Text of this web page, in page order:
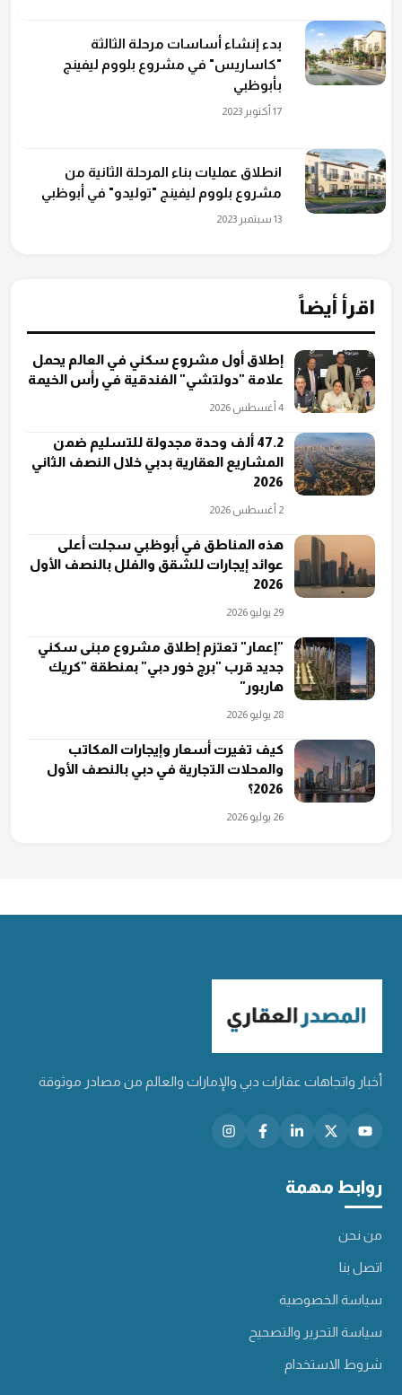
بدء إنشاء أساسات مرحلة الثالثة
"كاساريس" في مشروع بلووم ليفينج
بأبوظبي
17 أكتوبر 2023
انطلاق عمليات بناء المرحلة الثانية من
مشروع بلووم ليفينج "توليدو" في أبوظبي
13 سبتمبر 2023
اقرأ أيضاً
إطلاق أول مشروع سكني في العالم يحمل
علامة "دولتشي" الفندقية في رأس الخيمة
4 أغسطس 2026
47.2 ألف وحدة مجدولة للتسليم ضمن
المشاريع العقارية بدبي خلال النصف الثاني
2026
2 أغسطس 2026
هذه المناطق في أبوظبي سجلت أعلى
عوائد إيجارات للشقق والفلل بالنصف الأول
2026
29 يوليو 2026
"إعمار" تعتزم إطلاق مشروع مبنى سكني
جديد قرب "برج خور دبي" بمنطقة "كريك
هاربور"
28 يوليو 2026
كيف تغيرت أسعار وإيجارات المكاتب
والمحلات التجارية في دبي بالنصف الأول
2026؟
26 يوليو 2026
أخبار واتجاهات عقارات دبي والإمارات والعالم من مصادر موثوقة
روابط مهمة
من نحن
اتصل بنا
سياسة الخصوصية
سياسة التحرير والتصحيح
شروط الاستخدام